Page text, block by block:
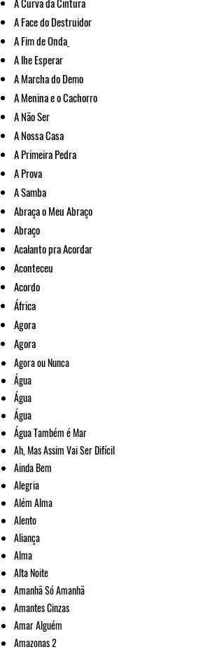
A Face do Destruidor
A Fim de Onda
A lhe Esperar
A Marcha do Demo
A Menina e o Cachorro
A Não Ser
A Nossa Casa
A Primeira Pedra
A Prova
A Samba
Abraça o Meu Abraço
Abraço
Acalanto pra Acordar
Aconteceu
Acordo
África
Agora
Agora
Agora ou Nunca
Água
Água
Água
Água Também é Mar
Ah, Mas Assim Vai Ser Difícil
Ainda Bem
Alegria
Além Alma
Alento
Aliança
Alma
Alta Noite
Amanhã Só Amanhã
Amantes Cinzas
Amar Alguém
Amazonas 2